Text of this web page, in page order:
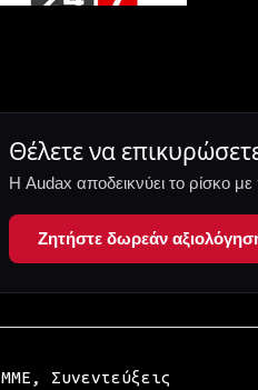
Θέλετε να
Η Audax αποδεικνύει το ρίσκο
Ζητήστε δωρεάν
ΜΜΕ , Συνεντεύξεις